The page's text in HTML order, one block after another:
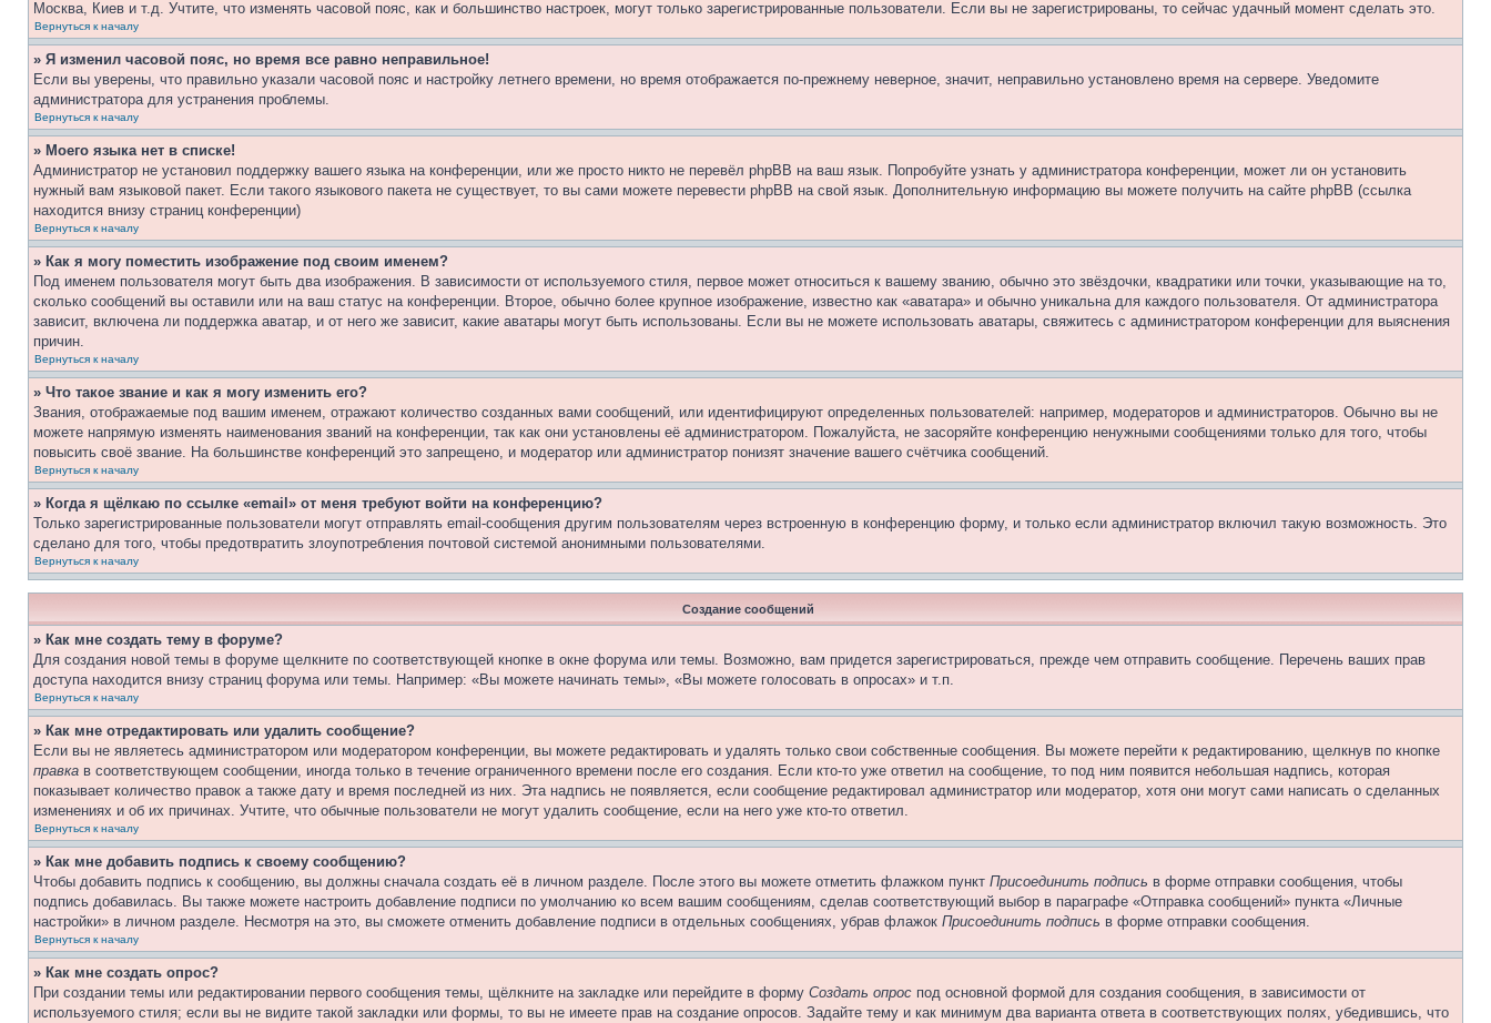
Москва, Киев и т.д. Учтите, что изменять часовой пояс, как и большинство настроек, могут только зарегистрированные пользователи. Если вы не зарегистрированы, то сейчас удачный момент сделать это.
Вернуться к началу
» Я изменил часовой пояс, но время все равно неправильное!
Если вы уверены, что правильно указали часовой пояс и настройку летнего времени, но время отображается по-прежнему неверное, значит, неправильно установлено время на сервере. Уведомите
администратора для устранения проблемы.
Вернуться к началу
» Моего языка нет в списке!
Администратор не установил поддержку вашего языка на конференции, или же просто никто не перевёл phpBB на ваш язык. Попробуйте узнать у администратора конференции, может ли он установить
нужный вам языковой пакет. Если такого языкового пакета не существует, то вы сами можете перевести phpBB на свой язык. Дополнительную информацию вы можете получить на сайте phpBB (ссылка
находится внизу страниц конференции)
Вернуться к началу
» Как я могу поместить изображение под своим именем?
Под именем пользователя могут быть два изображения. В зависимости от используемого стиля, первое может относиться к вашему званию, обычно это звёздочки, квадратики или точки, указывающие на то,
сколько сообщений вы оставили или на ваш статус на конференции. Второе, обычно более крупное изображение, известно как «аватара» и обычно уникальна для каждого пользователя. От администратора
зависит, включена ли поддержка аватар, и от него же зависит, какие аватары могут быть использованы. Если вы не можете использовать аватары, свяжитесь с администратором конференции для выяснения
причин.
Вернуться к началу
» Что такое звание и как я могу изменить его?
Звания, отображаемые под вашим именем, отражают количество созданных вами сообщений, или идентифицируют определенных пользователей: например, модераторов и администраторов. Обычно вы не
можете напрямую изменять наименования званий на конференции, так как они установлены её администратором. Пожалуйста, не засоряйте конференцию ненужными сообщениями только для того, чтобы
повысить своё звание. На большинстве конференций это запрещено, и модератор или администратор понизят значение вашего счётчика сообщений.
Вернуться к началу
» Когда я щёлкаю по ссылке «email» от меня требуют войти на конференцию?
Только зарегистрированные пользователи могут отправлять email-сообщения другим пользователям через встроенную в конференцию форму, и только если администратор включил такую возможность. Это
сделано для того, чтобы предотвратить злоупотребления почтовой системой анонимными пользователями.
Вернуться к началу
Создание сообщений
» Как мне создать тему в форуме?
Для создания новой темы в форуме щелкните по соответствующей кнопке в окне форума или темы. Возможно, вам придется зарегистрироваться, прежде чем отправить сообщение. Перечень ваших прав
доступа находится внизу страниц форума или темы. Например: «Вы можете начинать темы», «Вы можете голосовать в опросах» и т.п.
Вернуться к началу
» Как мне отредактировать или удалить сообщение?
Если вы не являетесь администратором или модератором конференции, вы можете редактировать и удалять только свои собственные сообщения. Вы можете перейти к редактированию, щелкнув по кнопке
правка в соответствующем сообщении, иногда только в течение ограниченного времени после его создания. Если кто-то уже ответил на сообщение, то под ним появится небольшая надпись, которая
показывает количество правок а также дату и время последней из них. Эта надпись не появляется, если сообщение редактировал администратор или модератор, хотя они могут сами написать о сделанных
изменениях и об их причинах. Учтите, что обычные пользователи не могут удалить сообщение, если на него уже кто-то ответил.
Вернуться к началу
» Как мне добавить подпись к своему сообщению?
Чтобы добавить подпись к сообщению, вы должны сначала создать её в личном разделе. После этого вы можете отметить флажком пункт Присоединить подпись в форме отправки сообщения, чтобы
подпись добавилась. Вы также можете настроить добавление подписи по умолчанию ко всем вашим сообщениям, сделав соответствующий выбор в параграфе «Отправка сообщений» пункта «Личные
настройки» в личном разделе. Несмотря на это, вы сможете отменить добавление подписи в отдельных сообщениях, убрав флажок Присоединить подпись в форме отправки сообщения.
Вернуться к началу
» Как мне создать опрос?
При создании темы или редактировании первого сообщения темы, щёлкните на закладке или перейдите в форму Создать опрос под основной формой для создания сообщения, в зависимости от
используемого стиля; если вы не видите такой закладки или формы, то вы не имеете прав на создание опросов. Задайте тему и как минимум два варианта ответа в соответствующих полях, убедившись, что